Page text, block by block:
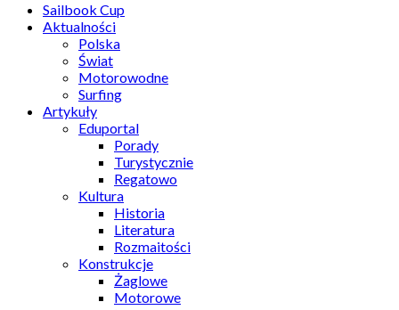
Sailbook Cup
Aktualności
Polska
Świat
Motorowodne
Surfing
Artykuły
Eduportal
Porady
Turystycznie
Regatowo
Kultura
Historia
Literatura
Rozmaitości
Konstrukcje
Żaglowe
Motorowe